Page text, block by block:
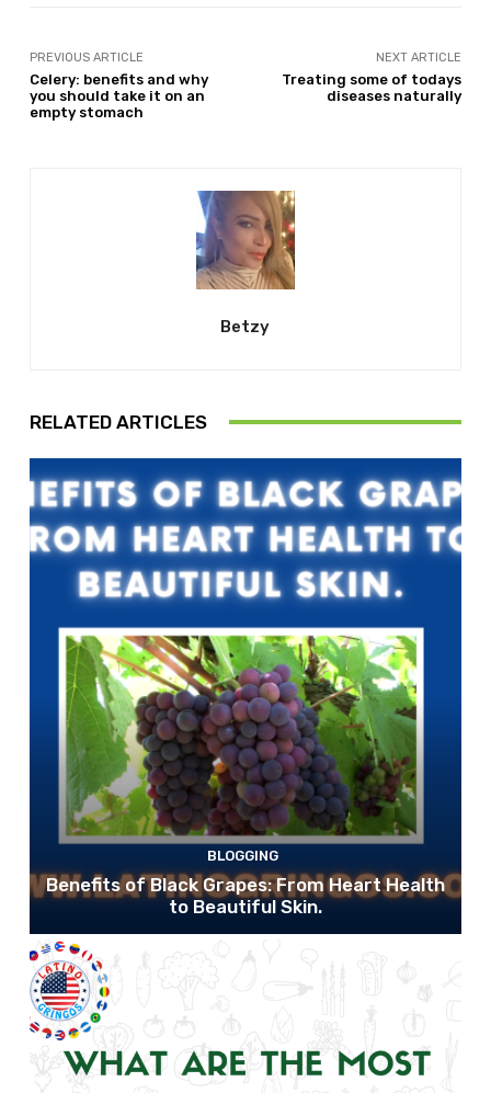
PREVIOUS ARTICLE
Celery: benefits and why
you should take it on an
empty stomach
NEXT ARTICLE
Treating some of todays
diseases naturally
Betzy
RELATED ARTICLES
BLOGGING
Benefits of Black Grapes: From Heart Health
to Beautiful Skin.